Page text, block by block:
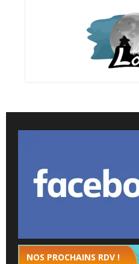
NOS PROCHAINS RDV !